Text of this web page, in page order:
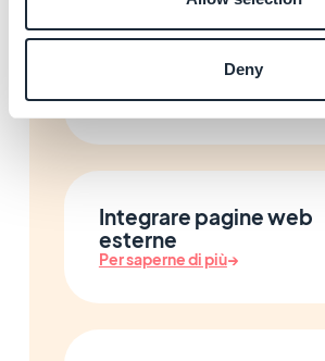
Deny
Collegare Facebook e X
Per saperne di più→
Integrare pagine web
esterne
Per saperne di più→